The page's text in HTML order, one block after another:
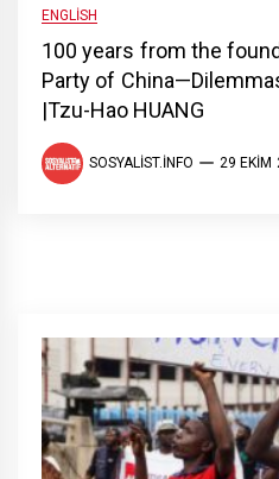
ENGLISH
100 years from the
Party of
|Tzu-Hao HUANG
SOSYALIST.INFO 29 EKIM